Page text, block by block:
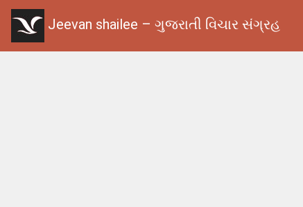
Jeevan shailee – ગુજરાતી વિચાર સંગ્રહ